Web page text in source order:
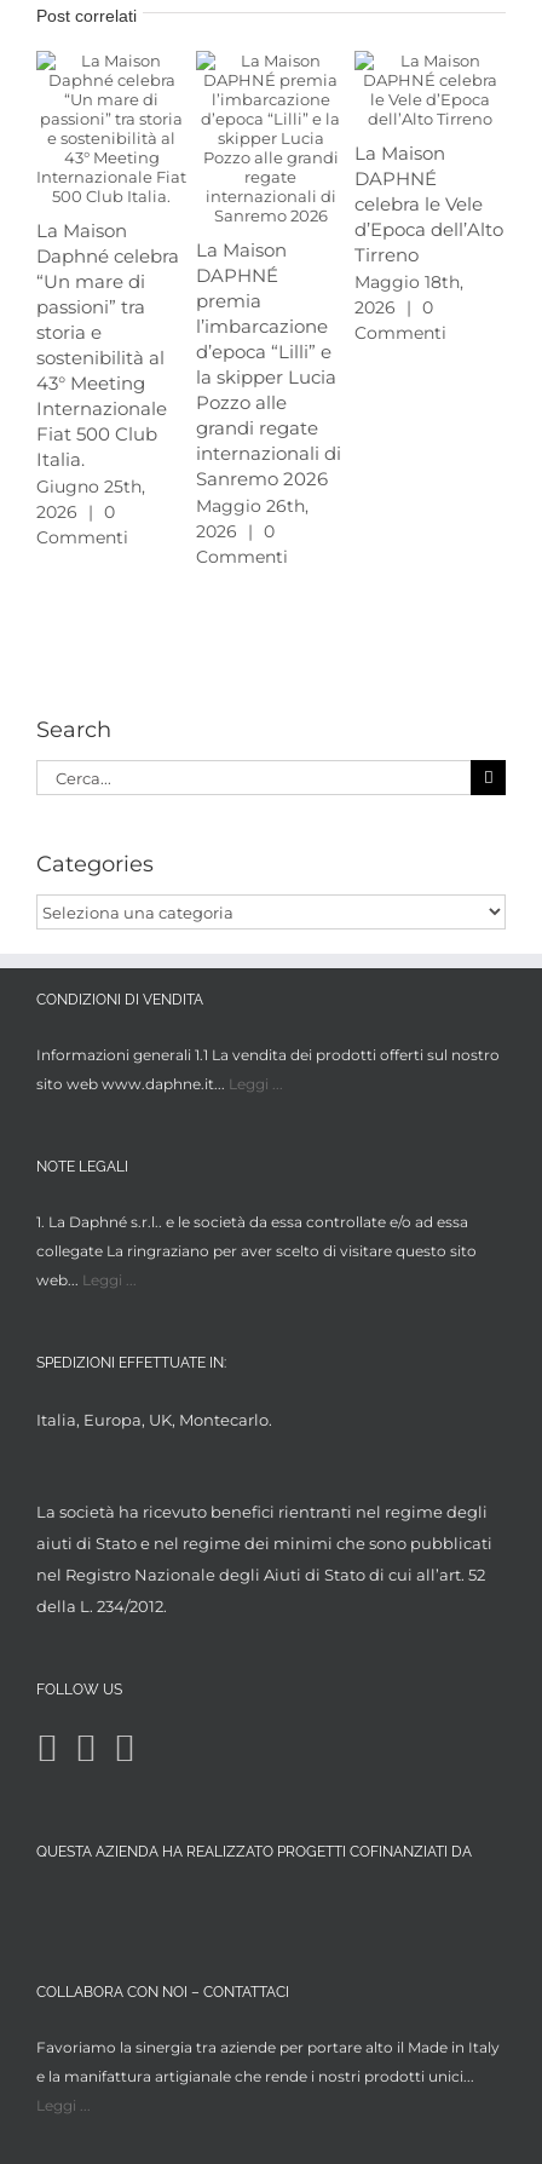
Post correlati
La Maison
Daphné celebra
“Un mare di
passioni” tra
storia e
sostenibilità al
43° Meeting
Internazionale
Fiat 500 Club
Italia.
Giugno 25th,
2026
| 0
Commenti
La Maison
DAPHNÉ
premia
l’imbarcazione
d’epoca “Lilli” e
la skipper Lucia
Pozzo alle
grandi regate
internazionali di
Sanremo 2026
Maggio 26th,
2026
| 0
Commenti
La Maison
DAPHNÉ
celebra le Vele
d’Epoca dell’Alto
Tirreno
Maggio 18th,
2026
| 0
Commenti
Search
Cerca
Categories
Categories
CONDIZIONI DI VENDITA
Informazioni generali 1.1 La vendita dei prodotti offerti sul nostro
sito web www.daphne.it... Leggi ...
NOTE LEGALI
1. La Daphné s.r.l.. e le società da essa controllate e/o ad essa
collegate La ringraziano per aver scelto di visitare questo sito
web... Leggi ...
SPEDIZIONI EFFETTUATE IN:
Italia, Europa, UK, Montecarlo.
La società ha ricevuto benefici rientranti nel regime degli
aiuti di Stato e nel regime dei minimi che sono pubblicati
nel Registro Nazionale degli Aiuti di Stato di cui all’art. 52
della L. 234/2012.
FOLLOW US
QUESTA AZIENDA HA REALIZZATO PROGETTI COFINANZIATI DA
COLLABORA CON NOI – CONTATTACI
Favoriamo la sinergia tra aziende per portare alto il Made in Italy
e la manifattura artigianale che rende i nostri prodotti unici...
Leggi ...